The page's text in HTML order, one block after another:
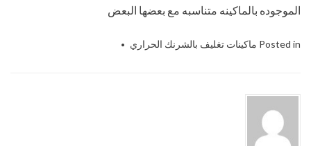
الموجوده بالماكينه متناسبه مع بعضها البعض
Posted in ماكينات تغليف بالشرنك الحراري